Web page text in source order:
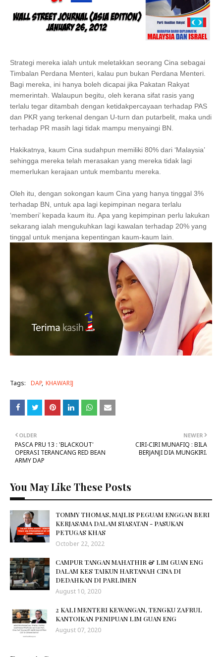
Strategi mereka ialah untuk meletakkan seorang Cina sebagai
Timbalan Perdana Menteri, kalau pun bukan Perdana Menteri.
Bagi mereka, ini hanya boleh dicapai jika Pakatan Rakyat
memerintah. Walaupun begitu, oleh kerana sifat rasis yang
terlalu tegar ditambah dengan ketidakpercayaan terhadap PAS
dan PKR yang terkenal dengan U-turn dan putarbelit, maka undi
terhadap PR masih lagi tidak mampu menyaingi BN.
Hakikatnya, kaum Cina sudahpun memiliki 80% dari ‘Malaysia’
sehingga mereka telah merasakan yang mereka tidak lagi
memerlukan kerajaan untuk membantu mereka.
Oleh itu, dengan sokongan kaum Cina yang hanya tinggal 3%
terhadap BN, untuk apa lagi kepimpinan negara terlalu
‘memberi’ kepada kaum itu. Apa yang kepimpinan perlu lakukan
sekarang ialah mengukuhkan lagi kawalan terhadap 20% yang
tinggal untuk menjana kepentingan kaum-kaum lain.
Tags: DAP KHAWARIJ
NEWER
CIRI-CIRI MUNAFIQ : BILA
BERJANJI DIA MUNGKIRI.
OLDER
PASCA PRU 13 : 'BLACKOUT'
OPERASI TERANCANG RED BEAN
ARMY DAP
You May Like These Posts
TOMMY THOMAS, MAJLIS PEGUAM ENGGAN BERI
KERJASAMA DALAM SIASATAN - PASUKAN
PETUGAS KHAS
October 22, 2022
CAMPUR TANGAN MAHATHIR & LIM GUAN ENG
DALAM KES TAIKUN HARTANAH CINA DI
DEDAHKAN DI PARLIMEN
August 10, 2020
2 KALI MENTERI KEWANGAN, TENGKU ZAFRUL
KANTOIKAN PENIPUAN LIM GUAN ENG
August 07, 2020